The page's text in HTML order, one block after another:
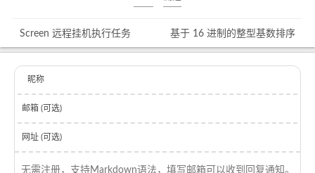
Screen 远程挂机执行任务 基于 16 进制的整型基数排序
昵称
邮箱 (可选)
网址 (可选)